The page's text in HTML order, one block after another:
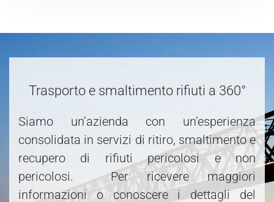
Trasporto e smaltimento rifiuti a 360°
Siamo un’azienda con un’esperienza
consolidata in servizi di ritiro, smaltimento e
recupero di rifiuti pericolosi e non
pericolosi. Per ricevere maggiori
informazioni o conoscere i dettagli del